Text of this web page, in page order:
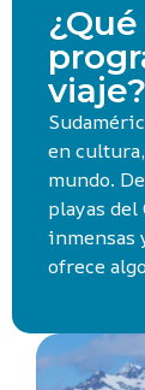
viaje?
en
mundo.
playas del
inmensas
ofrece